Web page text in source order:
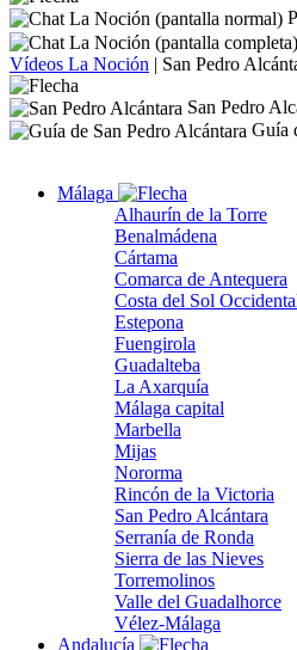
Vídeos La Noción | San Pedro
San Pedro
Guía
Málaga
Alhaurín de la Torre
Benalmádena
Cártama
Comarca de Antequera
Costa del Sol
Estepona
Fuengirola
Guadalteba
La Axarquía
Málaga capital
Marbella
Mijas
Nororma
Rincón de la Victoria
San Pedro Alcántara
Serranía de Ronda
Sierra de las Nieves
Torremolinos
Valle del Guadalhorce
Vélez-Málaga
Andalucía